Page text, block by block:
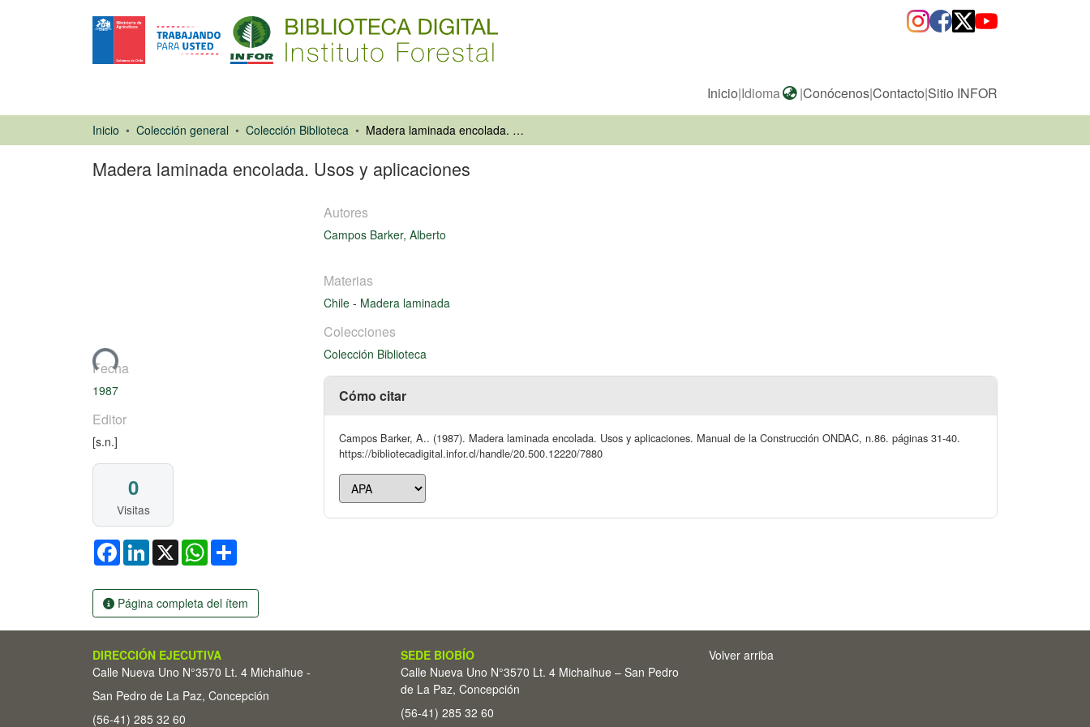
Inicio|Idioma |Conócenos|Contacto|Sitio INFOR
Inicio Colección general Colección Biblioteca Madera laminada encolada. Usos y aplicaciones
Madera laminada encolada. Usos y aplicaciones
Cargando...
Fecha
1987
Editor
[s.n.]
0
Visitas
FacebookLinkedIn
X WhatsApp
Página completa del ítem
Autores
Campos Barker, Alberto
Materias
Chile - Madera laminada
Colecciones
Colección Biblioteca
Cómo citar
Campos Barker, A.. (1987). Madera laminada encolada. Usos y aplicaciones. Manual de la Construcción ONDAC, n.86. páginas 31-40.
https://bibliotecadigital.infor.cl/handle/20.500.12220/7880
DIRECCIÓN EJECUTIVA
Calle Nueva Uno N°3570 Lt. 4 Michaihue -
San Pedro de La Paz, Concepción
(56-41) 285 32 60
SEDE BIOBÍO
Calle Nueva Uno N°3570 Lt. 4 Michaihue – San Pedro
de La Paz, Concepción
(56-41) 285 32 60
Volver arriba